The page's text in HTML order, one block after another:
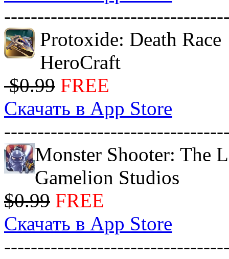
Protoxide: Death Race
HeroCraft
$0.99 FREE
Скачать в App Store
Monster Shooter: The
Gamelion Studios
$0.99 FREE
Скачать в App Store